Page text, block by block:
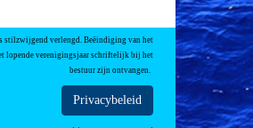
stilzwijgend verlengd. Beëindiging van het
lopende verenigingsjaar schriftelijk bij het
bestuur zijn ontvangen.
Privacybeleid